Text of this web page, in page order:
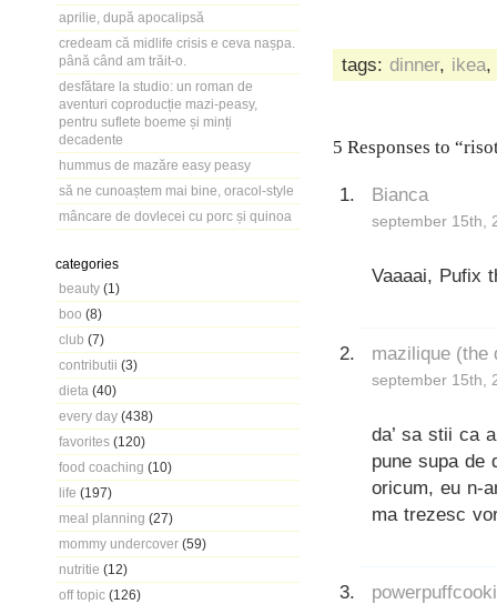
aprilie, după apocalipsă
credeam că midlife crisis e ceva nașpa.
până când am trăit-o.
desfătare la studio: un roman de
aventuri coproducție mazi-peasy,
pentru suflete boeme și minți
decadente
hummus de mazăre easy peasy
să ne cunoaștem mai bine, oracol-style
mâncare de dovlecei cu porc și quinoa
categories
beauty (1)
boo (8)
club (7)
contributii (3)
dieta (40)
every day (438)
favorites (120)
food coaching (10)
life (197)
meal planning (27)
mommy undercover (59)
nutritie (12)
off topic (126)
tags: dinner, ikea,
5 Responses to
Bianca
september 15th,
Vaaaai, Pufix
mazilique (the
september 15th,
da’ sa stii ca
pune supa de
oricum, eu n-
ma trezesc